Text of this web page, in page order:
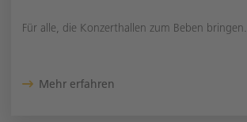
Für alle, die Konzerthallen zum Beben bringen.
Mehr erfahren